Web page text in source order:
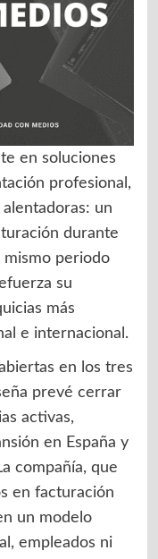
en soluciones
profesional,
un
durante
periodo
su
más
e internacional.
en los tres
prevé cerrar
activas,
en España y
compañía, que
en facturación
un modelo
empleados ni